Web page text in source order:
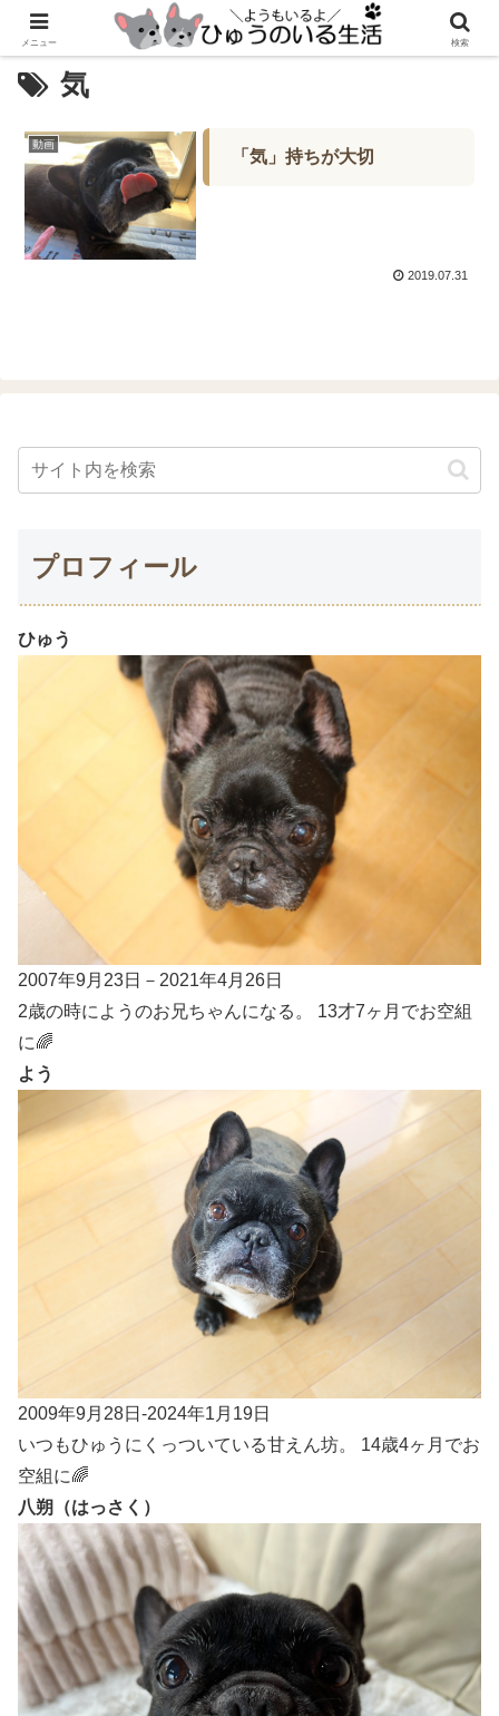
気
動画
「気」持ちが大切
2019.07.31
プロフィール
ひゅう
2007年9月23日－2021年4月26日
2歳の時にようのお兄ちゃんになる。 13才7ヶ月でお空組
に🌈
よう
2009年9月28日-2024年1月19日
いつもひゅうにくっついている甘えん坊。 14歳4ヶ月でお
空組に🌈
八朔（はっさく）
メニュー 検索